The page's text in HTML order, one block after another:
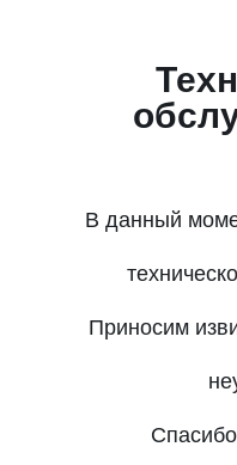
В данный
Приносим